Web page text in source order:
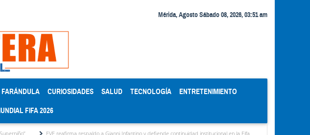
Mérida, Agosto Sábado 08, 2026, 03:51 am
FARÁNDULA CURIOSIDADES SALUD TECNOLOGÍA ENTRETENIMIENTO
FIFA 2026
FVF reafirma respaldo a Gianni Infantino y defiende continuidad institucional en la Fifa Organismos públicos recortan